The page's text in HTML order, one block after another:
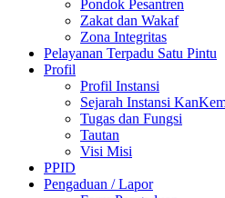
Pondok Pesantren
Zakat dan Wakaf
Zona Integritas
Pelayanan Terpadu Satu Pintu
Profil
Profil Instansi
Sejarah Instansi
Tugas dan Fungsi
Tautan
Visi Misi
PPID
Pengaduan / Lapor